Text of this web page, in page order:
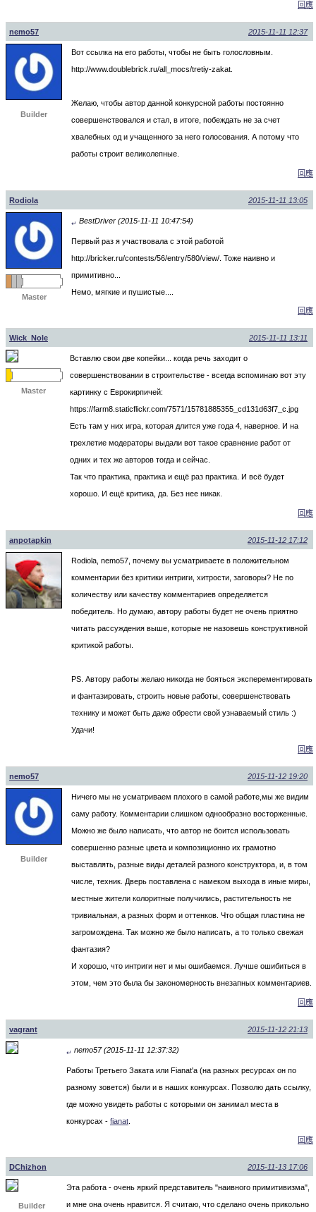
回應
nemo57 2015-11-11 12:37
Builder
Вот ссылка на его работы, чтобы не быть голословным.
http://www.doublebrick.ru/all_mocs/tretiy-zakat.
Желаю, чтобы автор данной конкурсной работы постоянно
совершенствовался и стал, в итоге, побеждать не за счет
хвалебных од и учащенного за него голосования. А потому что
работы строит великолепные.
回應
Rodiola 2015-11-11 13:05
Master
↵ BestDriver (2015-11-11 10:47:54)
Первый раз я участвовала с этой работой
http://bricker.ru/contests/56/entry/580/view/. Тоже наивно и
примитивно...
Немо, мягкие и пушистые....
回應
Wick_Nole 2015-11-11 13:11
Master
Вставлю свои две копейки... когда речь заходит о
совершенствовании в строительстве - всегда вспоминаю вот эту
картинку с Еврокирпичей:
https://farm8.staticflickr.com/7571/15781885355_cd131d63f7_c.jpg
Есть там у них игра, которая длится уже года 4, наверное. И на
трехлетие модераторы выдали вот такое сравнение работ от
одних и тех же авторов тогда и сейчас.
Так что практика, практика и ещё раз практика. И всё будет
хорошо. И ещё критика, да. Без нее никак.
回應
anpotapkin 2015-11-12 17:12
Rodiola, nemo57, почему вы усматриваете в положительном
комментарии без критики интриги, хитрости, заговоры? Не по
количеству или качеству комментариев определяется
победитель. Но думаю, автору работы будет не очень приятно
читать рассуждения выше, которые не назовешь конструктивной
критикой работы.
PS. Автору работы желаю никогда не бояться эксперементировать
и фантазировать, строить новые работы, совершенствовать
технику и может быть даже обрести свой узнаваемый стиль :)
Удачи!
回應
nemo57 2015-11-12 19:20
Builder
Ничего мы не усматриваем плохого в самой работе,мы же видим
саму работу. Комментарии слишком однообразно восторженные.
Можно же было написать, что автор не боится использовать
совершенно разные цвета и композиционно их грамотно
выставлять, разные виды деталей разного конструктора, и, в том
числе, техник. Дверь поставлена с намеком выхода в иные миры,
местные жители колоритные получились, растительность не
тривиальная, а разных форм и оттенков. Что общая пластина не
загромождена. Так можно же было написать, а то только свежая
фантазия?
И хорошо, что интриги нет и мы ошибаемся. Лучше ошибиться в
этом, чем это была бы закономерность внезапных комментариев.
回應
vagrant 2015-11-12 21:13
↵ nemo57 (2015-11-11 12:37:32)
Работы Третьего Заката или Fianat'а (на разных ресурсах он по
разному зовется) были и в наших конкурсах. Позволю дать ссылку,
где можно увидеть работы с которыми он занимал места в
конкурсах - fianat
回應
DChizhon 2015-11-13 17:06
Builder
Эта работа - очень яркий представитель "наивного примитивизма",
и мне она очень нравится. Я считаю, что сделано очень прикольно